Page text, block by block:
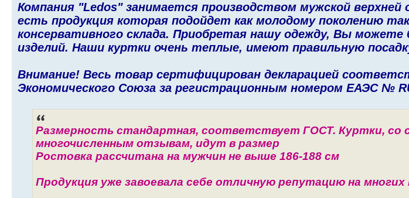
Компания "Ledos" занимается производством мужской
есть продукция которая подойдет как молодому поколению
консервативного склада. Приобретая нашу одежду, Вы
изделий. Наши куртки очень теплые, имеют правильную
Внимание! Весь товар сертифицирован декларацией
Экономического Союза за регистрационным номером ЕАЭС №
Размерность стандартная, соответствует ГОСТ. Куртки, со
многочисленным отзывам, идут в размер
Ростовка рассчитана на мужчин не выше 186-188 см
Продукция уже завоевала себе отличную репутацию на